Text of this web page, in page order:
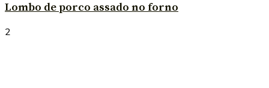
Lombo de porco assado no forno
2